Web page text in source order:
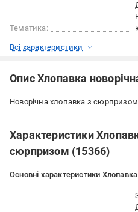
Тематика:
Всі характеристики
Опис Хлопавка
Новорічна хлопавка з
Характеристики
сюрпризом (15366)
Основні характеристики